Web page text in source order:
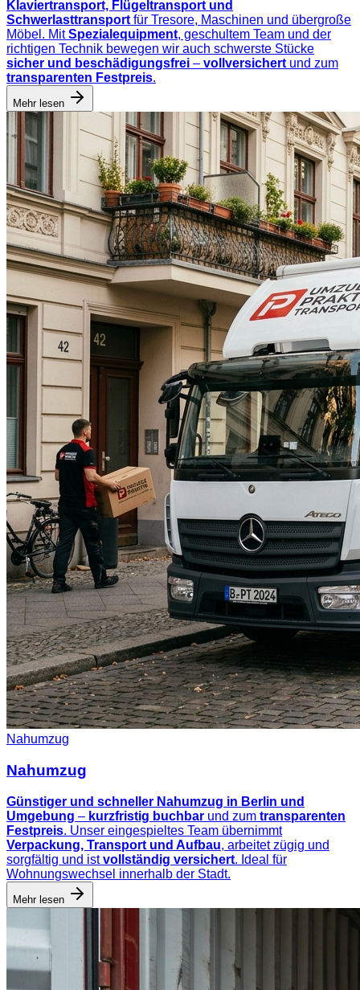
Klaviertransport, Flügeltransport und
Schwerlasttransport für Tresore, Maschinen und übergroße
Möbel. MitSpezialequipment, geschultem Team und der
richtigen Technik bewegen wir auch schwerste Stücke
sicher und beschädigungsfrei – vollversichert und zum
transparenten Festpreis.
Mehr lesen
Nahumzug
Nahumzug
Günstiger und schneller Nahumzug in Berlin und
Umgebung – kurzfristig buchbar und zum transparenten
Festpreis. Unser eingespieltes Team übernimmt
Verpackung, Transport und Aufbau, arbeitet zügig und
sorgfältig und istvollständig versichert. Ideal für
Wohnungswechsel innerhalb der Stadt.
Mehr lesen